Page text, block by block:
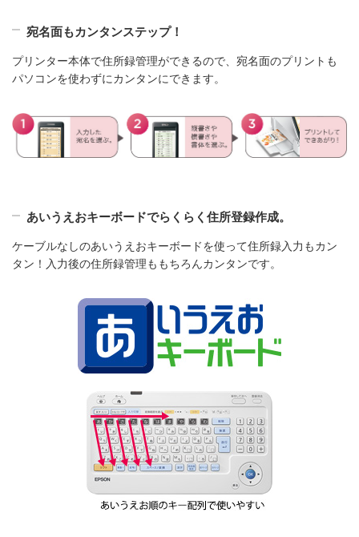
宛名面もカンタンステップ！
プリンター本体で住所録管理ができるので、宛名面のプリントも
パソコンを使わずにカンタンにできます。
あいうえおキーボードでらくらく住所登録作成。
ケーブルなしのあいうえおキーボードを使って住所録入力もカン
タン！入力後の住所録管理ももちろんカンタンです。